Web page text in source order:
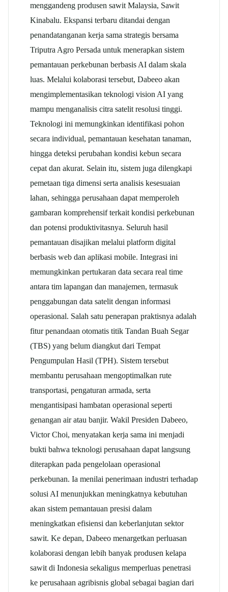
menggandeng produsen sawit Malaysia, Sawit
Kinabalu. Ekspansi terbaru ditandai dengan
penandatanganan kerja sama strategis bersama
Triputra Agro Persada untuk menerapkan sistem
pemantauan perkebunan berbasis AI dalam skala
luas. Melalui kolaborasi tersebut, Dabeeo akan
mengimplementasikan teknologi vision AI yang
mampu menganalisis citra satelit resolusi tinggi.
Teknologi ini memungkinkan identifikasi pohon
secara individual, pemantauan kesehatan tanaman,
hingga deteksi perubahan kondisi kebun secara
cepat dan akurat. Selain itu, sistem juga dilengkapi
pemetaan tiga dimensi serta analisis kesesuaian
lahan, sehingga perusahaan dapat memperoleh
gambaran komprehensif terkait kondisi perkebunan
dan potensi produktivitasnya. Seluruh hasil
pemantauan disajikan melalui platform digital
berbasis web dan aplikasi mobile. Integrasi ini
memungkinkan pertukaran data secara real time
antara tim lapangan dan manajemen, termasuk
penggabungan data satelit dengan informasi
operasional. Salah satu penerapan praktisnya adalah
fitur penandaan otomatis titik Tandan Buah Segar
(TBS) yang belum diangkut dari Tempat
Pengumpulan Hasil (TPH). Sistem tersebut
membantu perusahaan mengoptimalkan rute
transportasi, pengaturan armada, serta
mengantisipasi hambatan operasional seperti
genangan air atau banjir. Wakil Presiden Dabeeo,
Victor Choi, menyatakan kerja sama ini menjadi
bukti bahwa teknologi perusahaan dapat langsung
diterapkan pada pengelolaan operasional
perkebunan. Ia menilai penerimaan industri terhadap
solusi AI menunjukkan meningkatnya kebutuhan
akan sistem pemantauan presisi dalam
meningkatkan efisiensi dan keberlanjutan sektor
sawit. Ke depan, Dabeeo menargetkan perluasan
kolaborasi dengan lebih banyak produsen kelapa
sawit di Indonesia sekaligus memperluas penetrasi
ke perusahaan agribisnis global sebagai bagian dari